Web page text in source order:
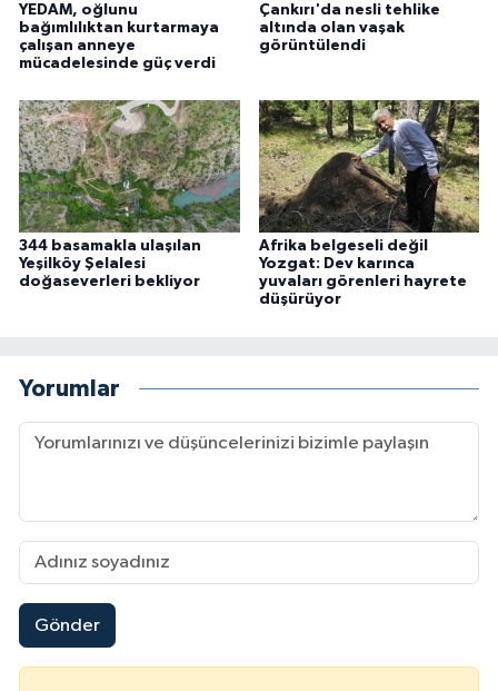
YEDAM, oğlunu
bağımlılıktan kurtarmaya
çalışan anneye
mücadelesinde güç verdi
Çankırı'da nesli tehlike
altında olan vaşak
görüntülendi
344 basamakla ulaşılan
Yeşilköy Şelalesi
doğaseverleri bekliyor
Afrika belgeseli değil
Yozgat: Dev karınca
yuvaları görenleri hayrete
düşürüyor
Yorumlar
Gönder